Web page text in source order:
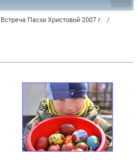
Встреча Пасхи Христовой 2007 г.
/